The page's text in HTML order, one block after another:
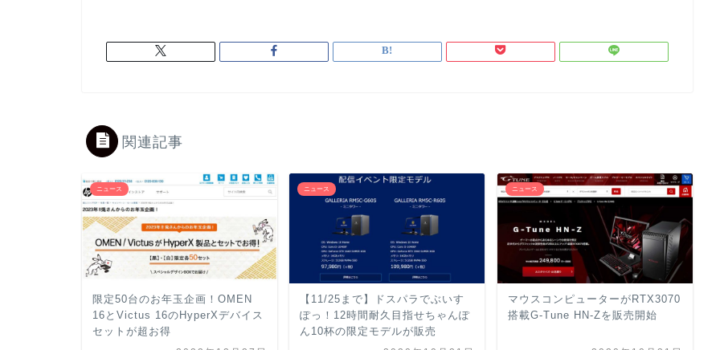
関連記事
ニュース
限定50台のお年玉企画！OMEN
16とVictus 16のHyperXデバイス
セットが超お得
ニュース
【11/25まで】ドスパラでぶいす
ぽっ！12時間耐久目指せちゃんぽ
ん10杯の限定モデルが販売
ニュース
マウスコンピューターがRTX3070
搭載G-Tune HN-Zを販売開始